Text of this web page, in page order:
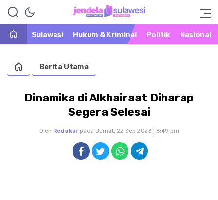
Jendela Sulawesi
Warta Peristiwa di Khatulistiwa
Sulawesi
Hukum & Kriminal Politik Nasional
Berita Utama
Dinamika di Alkhairaat Diharap
Segera Selesai
Oleh Redaksi pada Jumat, 22 Sep 2023 | 6:49 pm